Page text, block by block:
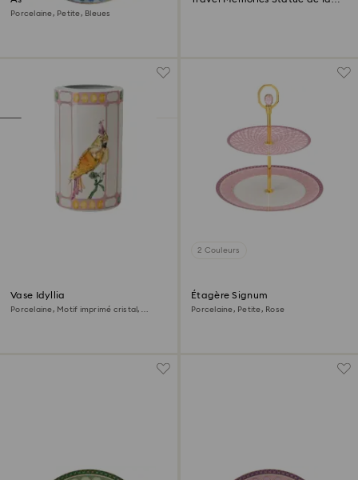
Porcelaine, Petite, Bleues
Vase Idyllia
Porcelaine, Motif imprimé cristal,
2 Couleurs
Étagère Signum
Porcelaine, Petite, Rose